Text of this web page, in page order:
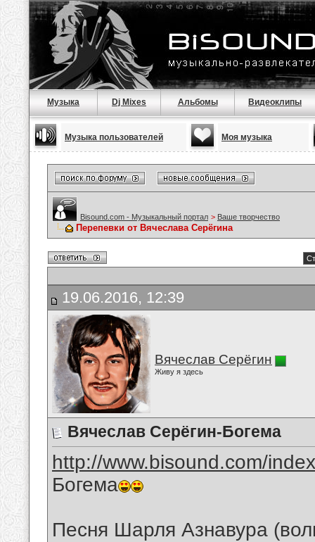
Музыка Dj Mixes Альбомы Видеоклипы
Музыка пользователей Моя музыка
Bisound.com - Музыкальный портал > Ваше творчество
Перепевки от Вячеслава Серёгина
19.06.2016, 12:39
Вячеслав Серёгин
Живу я здесь
Вячеслав Серёгин-Богема
http://www.bisound.com/
Богема
Песня Шарля Азнавура